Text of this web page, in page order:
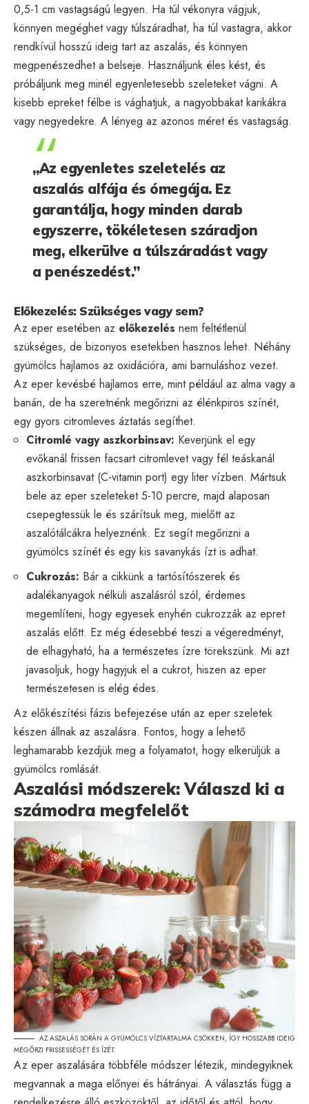
0,5-1 cm vastagságú legyen. Ha túl vékonyra vágjuk,
könnyen megéghet vagy túlszáradhat, ha túl vastagra, akkor
rendkívül hosszú ideig tart az aszalás, és könnyen
megpenészedhet a belseje. Használjunk éles kést, és
próbáljunk meg minél egyenletesebb szeleteket vágni. A
kisebb epreket félbe is vághatjuk, a nagyobbakat karikákra
vagy negyedekre. A lényeg az azonos méret és vastagság.
„Az egyenletes szeletelés az
aszalás alfája és ómegája. Ez
garantálja, hogy minden darab
egyszerre, tökéletesen száradjon
meg, elkerülve a túlszáradást vagy
a penészedést.”
Előkezelés: Szükséges vagy sem?
Az eper esetében az előkezelés nem feltétlenül
szükséges, de bizonyos esetekben hasznos lehet. Néhány
gyümölcs hajlamos az oxidációra, ami barnuláshoz vezet.
Az eper kevésbé hajlamos erre, mint például az alma vagy a
banán, de ha szeretnénk megőrizni az élénkpiros színét,
egy gyors citromleves áztatás segíthet.
Citromlé vagy aszkorbinsav: Keverjünk el egy
evőkanál frissen facsart citromlevet vagy fél teáskanál
aszkorbinsavat (C-vitamin port) egy liter vízben. Mártsuk
bele az eper szeleteket 5-10 percre, majd alaposan
csepegtessük le és szárítsuk meg, mielőtt az
aszalótálcákra helyeznénk. Ez segít megőrizni a
gyümölcs színét és egy kis savanykás ízt is adhat.
Cukrozás: Bár a cikkünk a tartósítószerek és
adalékanyagok nélküli aszalásról szól, érdemes
megemlíteni, hogy egyesek enyhén cukrozzák az epret
aszalás előtt. Ez még édesebbé teszi a végeredményt,
de elhagyható, ha a természetes ízre törekszünk. Mi azt
javasoljuk, hogy hagyjuk el a cukrot, hiszen az eper
természetesen is elég édes.
Az előkészítési fázis befejezése után az eper szeletek
készen állnak az aszalásra. Fontos, hogy a lehető
leghamarabb kezdjük meg a folyamatot, hogy elkerüljük a
gyümölcs romlását.
Aszalási módszerek: Válaszd ki a
számodra megfelelőt
AZ ASZALÁS SORÁN A GYÜMÖLCS VÍZTARTALMA CSÖKKEN, ÍGY HOSSZABB IDEIG
MEGŐRZI FRISSESSÉGÉT ÉS ÍZÉT.
Az eper aszalására többféle módszer létezik, mindegyiknek
megvannak a maga előnyei és hátrányai. A választás függ a